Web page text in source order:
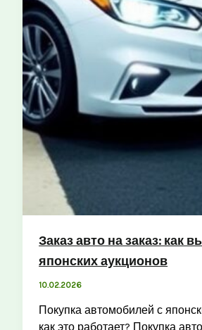
Заказ авто на заказ: как
японских аукционов
10.02.2026
Покупка автомобилей с
как это работает? Покупка